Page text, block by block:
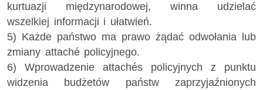
kurtuazji międzynarodowej, winna udzielać
wszelkiej informacji i ułatwień.
5) Każde państwo ma prawo żądać odwołania lub
zmiany attaché policyjnego.
6) Wprowadzenie attachés policyjnych z punktu
widzenia budżetów państw zaprzyjaźnionych